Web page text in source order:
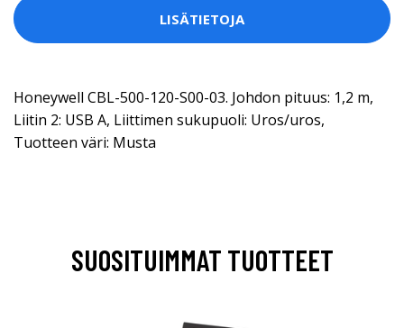
LISÄTIETOJA
Honeywell CBL-500-120-S00-03. Johdon pituus: 1,2 m,
Liitin 2: USB A, Liittimen sukupuoli: Uros/uros,
Tuotteen väri: Musta
SUOSITUIMMAT TUOTTEET